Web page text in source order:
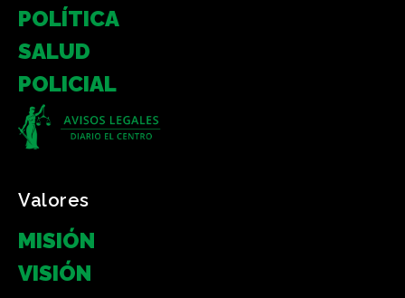
POLÍTICA
SALUD
POLICIAL
Valores
MISIÓN
VISIÓN